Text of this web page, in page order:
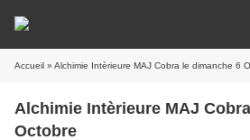
Accueil » Alchimie Intèrieure MAJ Cobra le dimanche 6
Alchimie Intèrieure MAJ
Octobre